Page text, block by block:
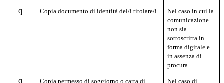
q Copia documento di identità del/i titolare/i
Nel caso in cui la
comunicazione
non sia
sottoscritta in
forma digitale e
in assenza di
procura
q
Copia permesso di soggiorno o carta di
Nel caso di